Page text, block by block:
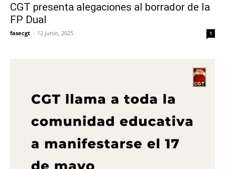
CGT presenta alegaciones al borrador de la
FP Dual
fasecgt - 12 junio, 2025 1